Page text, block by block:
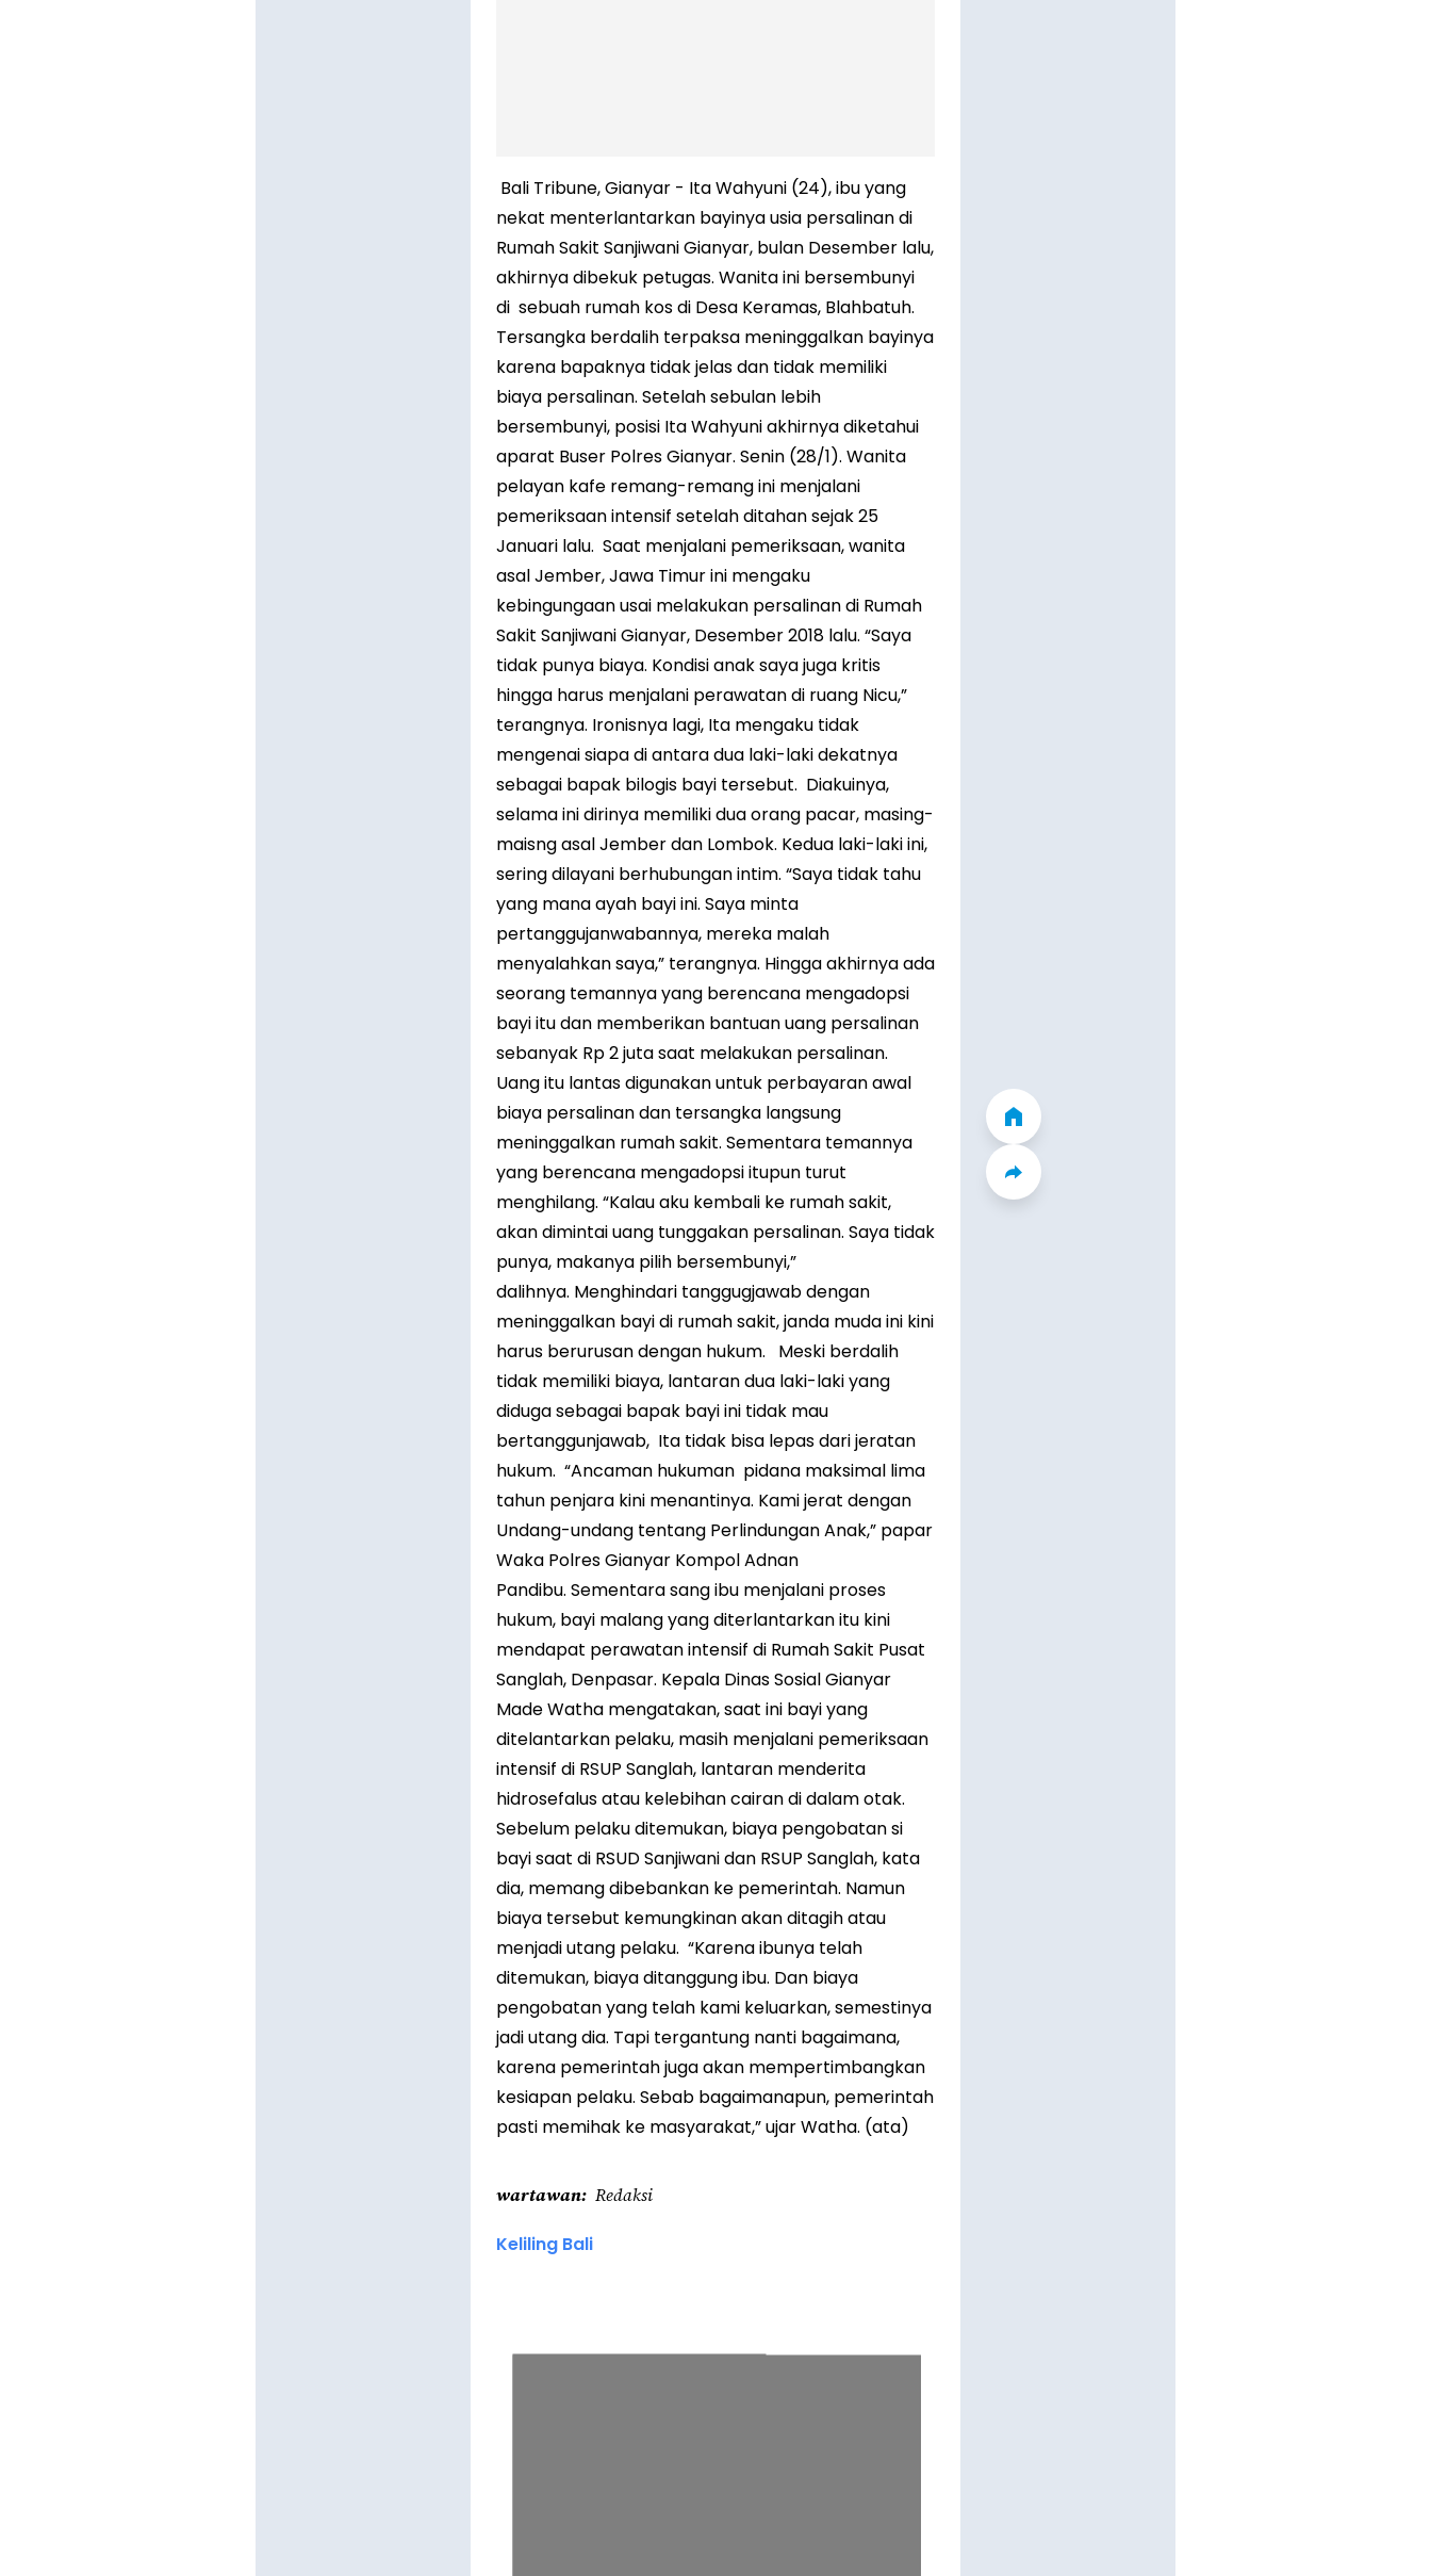
Bali Tribune, Gianyar - Ita Wahyuni (24), ibu yang
nekat menterlantarkan bayinya usia persalinan di
Rumah Sakit Sanjiwani Gianyar, bulan Desember lalu,
akhirnya dibekuk petugas. Wanita ini bersembunyi
di sebuah rumah kos di Desa Keramas, Blahbatuh.
Tersangka berdalih terpaksa meninggalkan bayinya
karena bapaknya tidak jelas dan tidak memiliki
biaya persalinan. Setelah sebulan lebih
bersembunyi, posisi Ita Wahyuni akhirnya diketahui
aparat Buser Polres Gianyar. Senin (28/1). Wanita
pelayan kafe remang-remang ini menjalani
pemeriksaan intensif setelah ditahan sejak 25
Januari lalu. Saat menjalani pemeriksaan, wanita
asal Jember, Jawa Timur ini mengaku
kebingungaan usai melakukan persalinan di Rumah
Sakit Sanjiwani Gianyar, Desember 2018 lalu. “Saya
tidak punya biaya. Kondisi anak saya juga kritis
hingga harus menjalani perawatan di ruang Nicu,”
terangnya. Ironisnya lagi, Ita mengaku tidak
mengenai siapa di antara dua laki-laki dekatnya
sebagai bapak bilogis bayi tersebut. Diakuinya,
selama ini dirinya memiliki dua orang pacar, masing-
maisng asal Jember dan Lombok. Kedua laki-laki ini,
sering dilayani berhubungan intim. “Saya tidak tahu
yang mana ayah bayi ini. Saya minta
pertanggujanwabannya, mereka malah
menyalahkan saya,” terangnya. Hingga akhirnya ada
seorang temannya yang berencana mengadopsi
bayi itu dan memberikan bantuan uang persalinan
sebanyak Rp 2 juta saat melakukan persalinan.
Uang itu lantas digunakan untuk perbayaran awal
biaya persalinan dan tersangka langsung
meninggalkan rumah sakit. Sementara temannya
yang berencana mengadopsi itupun turut
menghilang. “Kalau aku kembali ke rumah sakit,
akan dimintai uang tunggakan persalinan. Saya tidak
punya, makanya pilih bersembunyi,”
dalihnya. Menghindari tanggugjawab dengan
meninggalkan bayi di rumah sakit, janda muda ini kini
harus berurusan dengan hukum. Meski berdalih
tidak memiliki biaya, lantaran dua laki-laki yang
diduga sebagai bapak bayi ini tidak mau
bertanggunjawab, Ita tidak bisa lepas dari jeratan
hukum. “Ancaman hukuman pidana maksimal lima
tahun penjara kini menantinya. Kami jerat dengan
Undang-undang tentang Perlindungan Anak,” papar
Waka Polres Gianyar Kompol Adnan
Pandibu. Sementara sang ibu menjalani proses
hukum, bayi malang yang diterlantarkan itu kini
mendapat perawatan intensif di Rumah Sakit Pusat
Sanglah, Denpasar. Kepala Dinas Sosial Gianyar
Made Watha mengatakan, saat ini bayi yang
ditelantarkan pelaku, masih menjalani pemeriksaan
intensif di RSUP Sanglah, lantaran menderita
hidrosefalus atau kelebihan cairan di dalam otak.
Sebelum pelaku ditemukan, biaya pengobatan si
bayi saat di RSUD Sanjiwani dan RSUP Sanglah, kata
dia, memang dibebankan ke pemerintah. Namun
biaya tersebut kemungkinan akan ditagih atau
menjadi utang pelaku. “Karena ibunya telah
ditemukan, biaya ditanggung ibu. Dan biaya
pengobatan yang telah kami keluarkan, semestinya
jadi utang dia. Tapi tergantung nanti bagaimana,
karena pemerintah juga akan mempertimbangkan
kesiapan pelaku. Sebab bagaimanapun, pemerintah
pasti memihak ke masyarakat,” ujar Watha. (ata)
wartawan Redaksi
Keliling Bali